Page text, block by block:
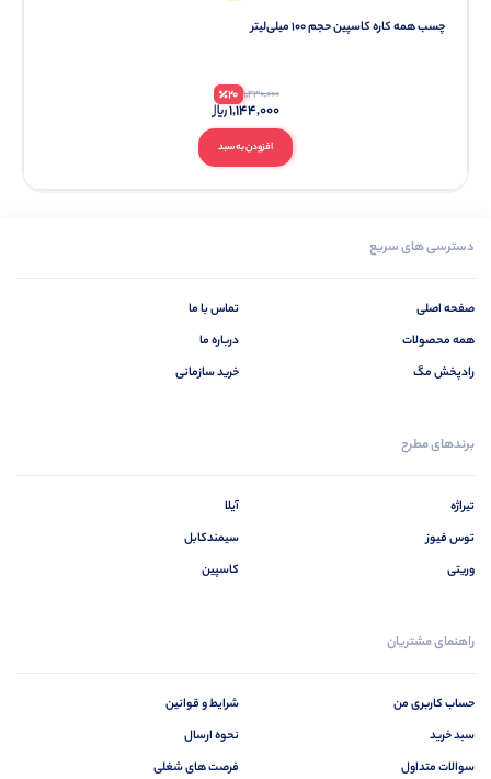
چسب همه کاره کاسپین حجم 100 میلی‌لیتر
افزودن به سبد
1,430,000
20
1,144,000
دسترسی های سریع
صفحه اصلی
همه محصولات
رادپخش مگ
تماس با ما
درباره ما
خرید سازمانی
برندهای مطرح
تیراژه
توس فیوز
وریتی
آیلا
سیمندکابل
کاسپین
راهنمای مشتریان
حساب کاربری من
سبد خرید
سوالات متداول
شرایط و قوانین
نحوه ارسال
فرصت های شغلی